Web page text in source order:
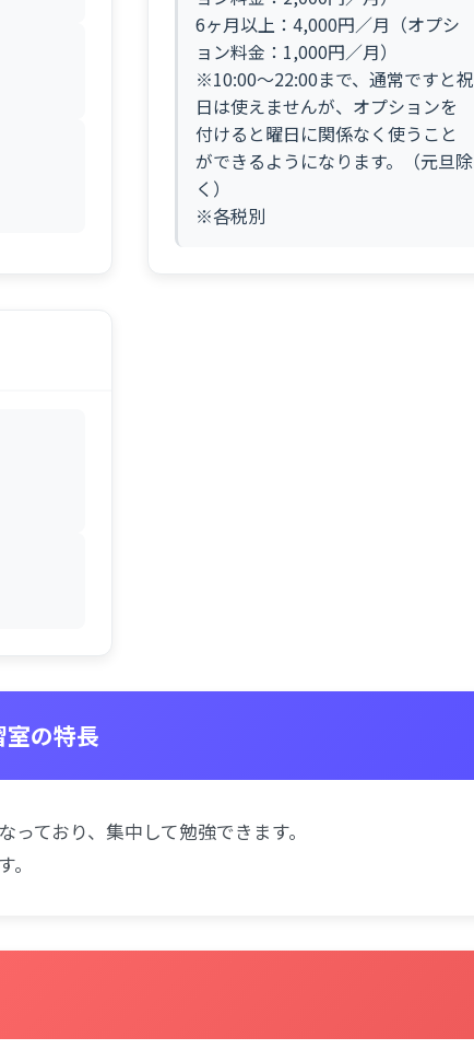
6ヶ月以上：4,000円／月（オプシ
ョン料金：1,000円／月）
※10:00～22:00まで、通常ですと祝
日は使えませんが、オプションを
付けると曜日に関係なく使うこと
ができるようになります。（元旦除
く）
※各税別
の特長
ており、集中して勉強できます。